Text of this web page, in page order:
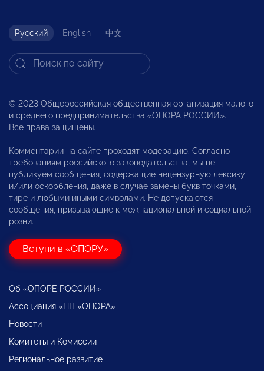
Русский English 中文
© 2023 Общероссийская общественная организация малого
и среднего предпринимательства «ОПОРА РОССИИ».
Все права защищены.
Комментарии на сайте проходят модерацию. Согласно
требованиям российского законодательства, мы не
публикуем сообщения, содержащие нецензурную лексику
и/или оскорбления, даже в случае замены букв точками,
тире и любыми иными символами. Не допускаются
сообщения, призывающие к межнациональной и социальной
розни.
Вступи в «ОПОРУ»
Об «ОПОРЕ РОССИИ»
Ассоциация «НП «ОПОРА»
Новости
Комитеты и Комиссии
Региональное развитие